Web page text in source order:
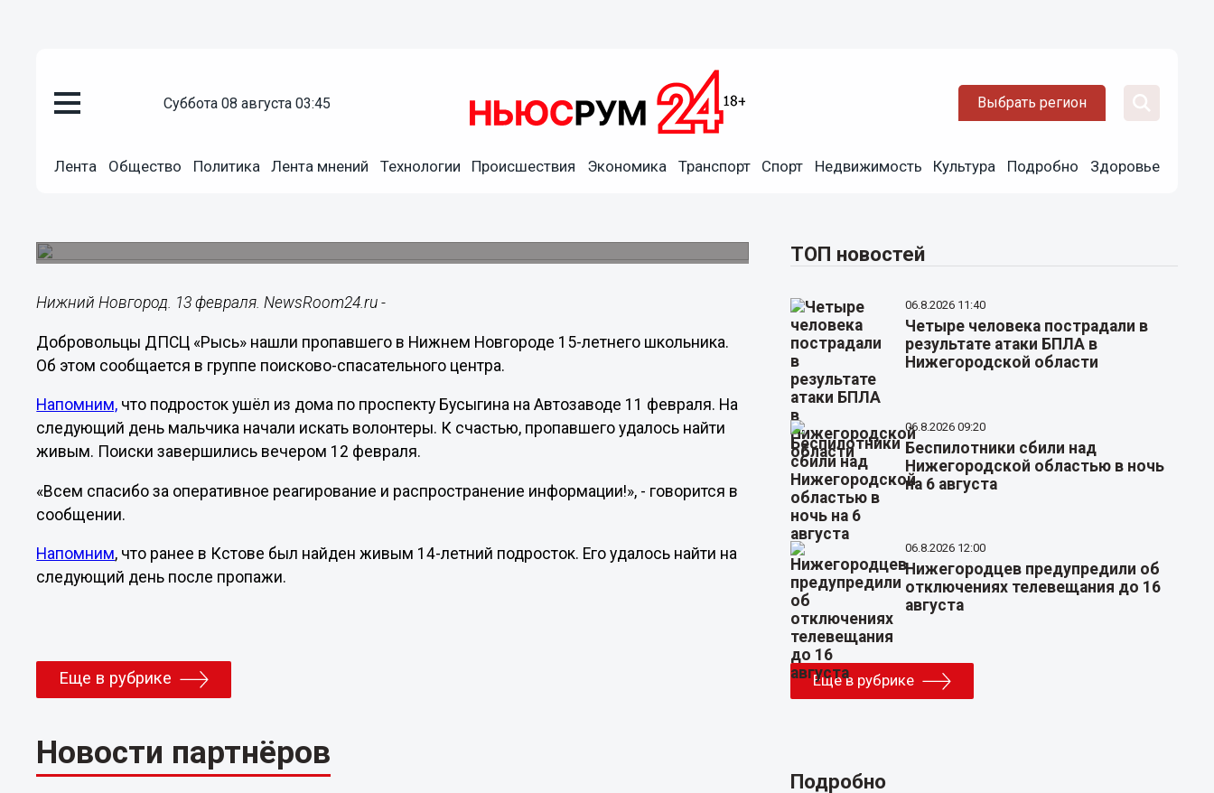
суббота 08 августа 03:45 Выбрать регион
Лента Общество Политика Лента мнений Технологии Происшествия Экономика Транспорт Спорт Недвижимость Культура Подробно Здоровье
Пропавшего в Нижнем Новгороде подростка в дутиках
Нижний Новгород. 13 февраля. NewsRoom24.ru -
Добровольцы ДПСЦ «Рысь» нашли пропавшего в Нижнем Новгороде 15-летнего школьника.
Об этом сообщается в группе поисково-спасательного центра.
Напомним, что подросток ушёл из дома по проспекту Бусыгина на Автозаводе 11 февраля. На
следующий день мальчика начали искать волонтеры. К счастью, пропавшего удалось найти
живым. Поиски завершились вечером 12 февраля.
«Всем спасибо за оперативное реагирование и распространение информации!», - говорится в
сообщении.
Напомним, что ранее в Кстове был найден живым 14-летний подросток. Его удалось найти на
следующий день после пропажи.
Еще в рубрике
Новости партнёров
ТОП новостей
06.8.2026 11:40
Четыре человека пострадали в
результате атаки БПЛА в
Нижегородской области
06.8.2026 09:20
Беспилотники сбили над
Нижегородской областью в ночь
на 6 августа
06.8.2026 12:00
Нижегородцев предупредили об
отключениях телевещания до 16
августа
Еще в рубрике
Подробно